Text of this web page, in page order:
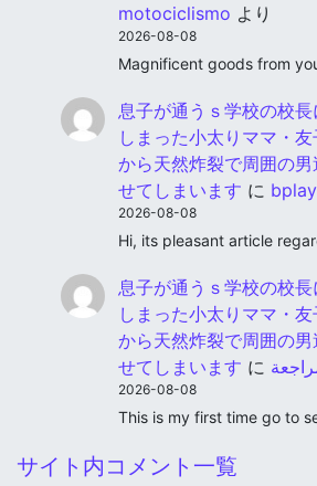
motociclismo より
2026-08-08
Magnificent goods from
息子が通うｓ学校の校
しまった小太りママ・
から天然炸裂で周囲の
せてしまいます に
2026-08-08
Hi, its pleasant article
息子が通うｓ学校の校
しまった小太りママ・
から天然炸裂で周囲の
せてしまいます に
2026-08-08
This is my first time go to
サイト内コメント一覧